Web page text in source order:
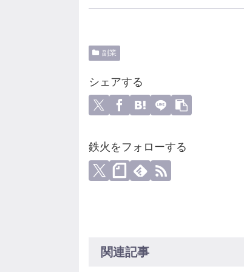
副業
シェアする
鉄火をフォローする
関連記事